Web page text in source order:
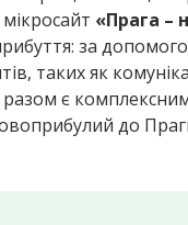
«Прага –
за
таких як
разом є
до